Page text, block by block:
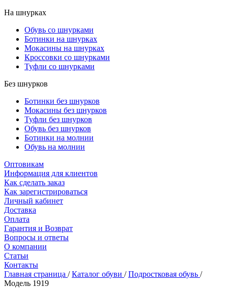
На шнурках
Обувь со шнурками
Ботинки на шнурках
Мокасины на шнурках
Кроссовки со шнурками
Туфли со шнурками
Без шнурков
Ботинки без шнурков
Мокасины без шнурков
Туфли без шнурков
Обувь без шнурков
Ботинки на молнии
Обувь на молнии
Оптовикам
Информация для клиентов
Как сделать заказ
Как зарегистрироваться
Личный кабинет
Доставка
Оплата
Гарантия и Возврат
Вопросы и ответы
О компании
Статьи
Контакты
Главная страница / Каталог обуви / Подростковая обувь /
Модель 1919